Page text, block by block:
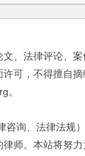
文、法律评论、
可，不得擅自
。
、法律法规）
师。本站将努